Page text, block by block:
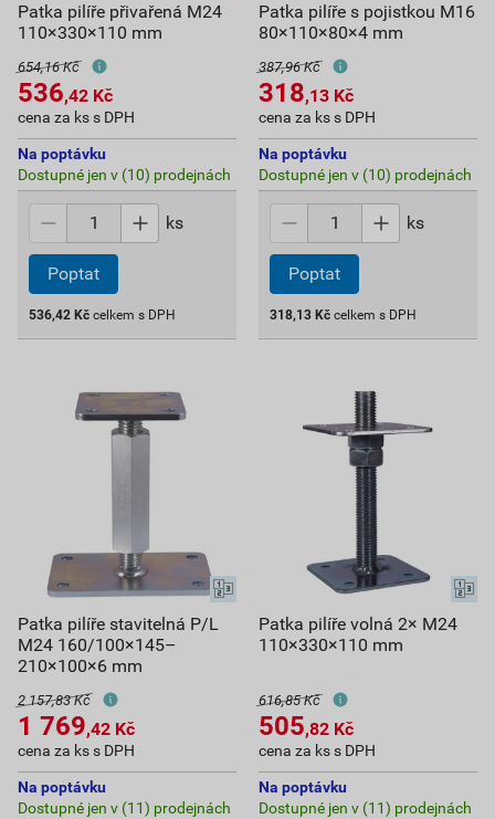
Patka pilíře přivařená M24
110×330×110 mm
654,16 Kč
536,42 Kč
cena za ks s DPH
Na poptávku
Dostupné jen v (10) prodejnách
ks
Poptat
536,42 Kč celkem s DPH
Patka pilíře s pojistkou M16
80×110×80×4 mm
387,96 Kč
318,13 Kč
cena za ks s DPH
Na poptávku
Dostupné jen v (10) prodejnách
ks
Poptat
318,13 Kč celkem s DPH
Patka pilíře stavitelná P/L
M24 160/100×145–
210×100×6 mm
2 157,83 Kč
1 769,42 Kč
cena za ks s DPH
Na poptávku
Dostupné jen v (11) prodejnách
Patka pilíře volná 2× M24
110×330×110 mm
616,85 Kč
505,82 Kč
cena za ks s DPH
Na poptávku
Dostupné jen v (11) prodejnách